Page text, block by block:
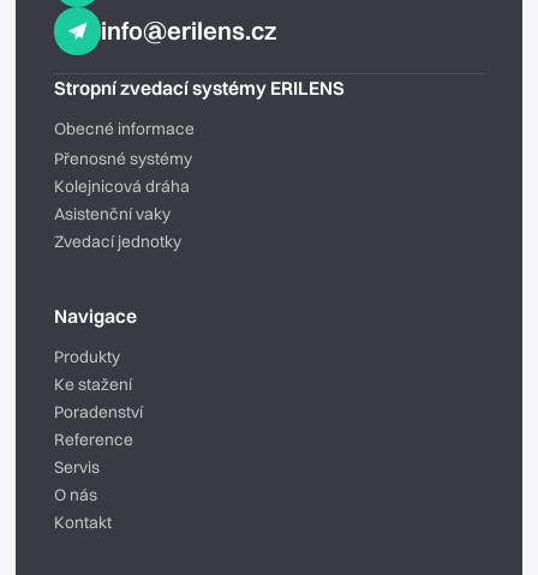
info@erilens.cz
Stropní zvedací systémy ERILENS
Obecné informace
Přenosné systémy
Kolejnicová dráha
Asistenční vaky
Zvedací jednotky
Navigace
Produkty
Ke stažení
Poradenství
Reference
Servis
O nás
Kontakt